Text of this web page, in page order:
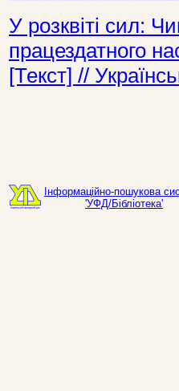
У розквіті сил:
працездатного
[Текст] //
Інформаційно-пошукова
'УФД/Бібліотека'